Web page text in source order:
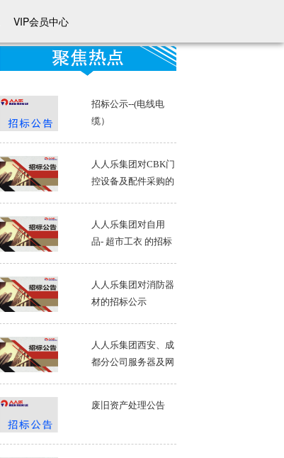
VIP会员中心
招标公示--(电线电
缆）
人人乐集团对CBK门
控设备及配件采购的
人人乐集团对自用
品- 超市工衣 的招标
人人乐集团对消防器
材的招标公示
人人乐集团西安、成
都分公司服务器及网
废旧资产处理公告